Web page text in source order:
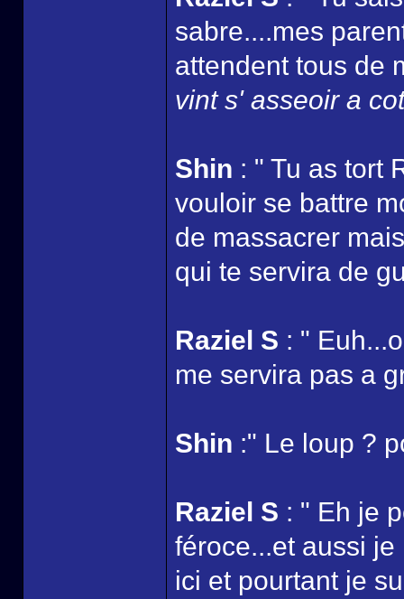
sabre....mes
attendent tous de
vint s' asseoir a
Shin : " Tu as tort
vouloir se battre
de massacrer
qui te servira de
Raziel S : "
me servira pas a
Shin :" Le loup ?
Raziel S : " Eh je
féroce...et aussi
ici et pourtant je